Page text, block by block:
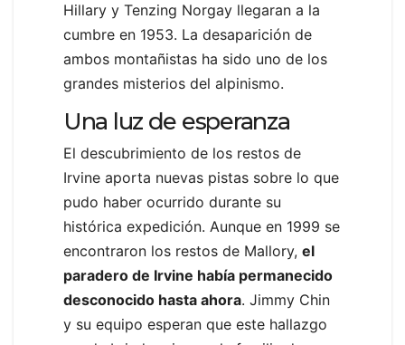
Hillary y Tenzing Norgay llegaran a la
cumbre en 1953. La desaparición de
ambos montañistas ha sido uno de los
grandes misterios del alpinismo.
Una luz de esperanza
El descubrimiento de los restos de
Irvine aporta nuevas pistas sobre lo que
pudo haber ocurrido durante su
histórica expedición. Aunque en 1999 se
encontraron los restos de Mallory, el
paradero de Irvine había permanecido
desconocido hasta ahora. Jimmy Chin
y su equipo esperan que este hallazgo